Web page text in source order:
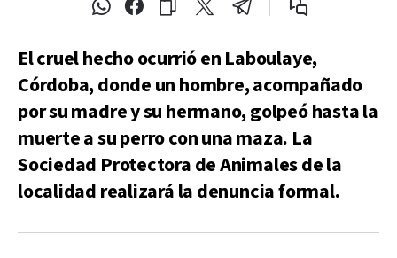
El cruel hecho ocurrió en Laboulaye,
Córdoba, donde un hombre, acompañado
por su madre y su hermano, golpeó hasta la
muerte a su perro con una maza. La
Sociedad Protectora de Animales de la
localidad realizará la denuncia formal.